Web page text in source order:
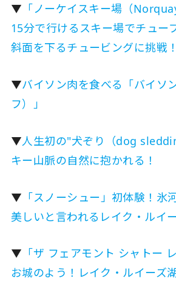
▼ 「ノーケイスキー場（
15分で行けるスキー場でチュー
斜面を下るチュービングに挑戦！
▼バイソン肉を食べる「バイソ
フ）」
▼人生初の"犬ぞり（dog
キー山脈の自然に抱かれる！
▼ 「スノーシュー」初体験！氷
美しいと言われるレイク・ルイ
▼ 「ザ フェアモント シャトー
お城のよう！レイク・ルイーズ